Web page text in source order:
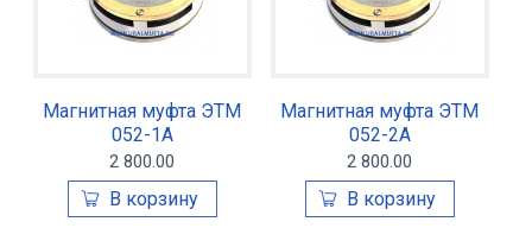
Магнитная муфта ЭТМ
052-1А
2 800.00
Магнитная муфта ЭТМ
052-2А
2 800.00